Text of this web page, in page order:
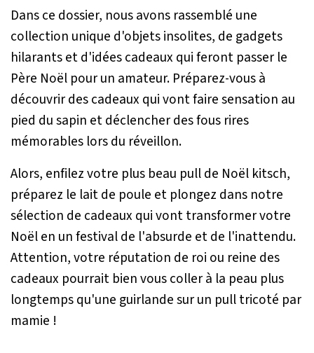
Dans ce dossier, nous avons rassemblé une
collection unique d'objets insolites, de gadgets
hilarants et d'idées cadeaux qui feront passer le
Père Noël pour un amateur. Préparez-vous à
découvrir des cadeaux qui vont faire sensation au
pied du sapin et déclencher des fous rires
mémorables lors du réveillon.
Alors, enfilez votre plus beau pull de Noël kitsch,
préparez le lait de poule et plongez dans notre
sélection de cadeaux qui vont transformer votre
Noël en un festival de l'absurde et de l'inattendu.
Attention, votre réputation de roi ou reine des
cadeaux pourrait bien vous coller à la peau plus
longtemps qu'une guirlande sur un pull tricoté par
mamie !